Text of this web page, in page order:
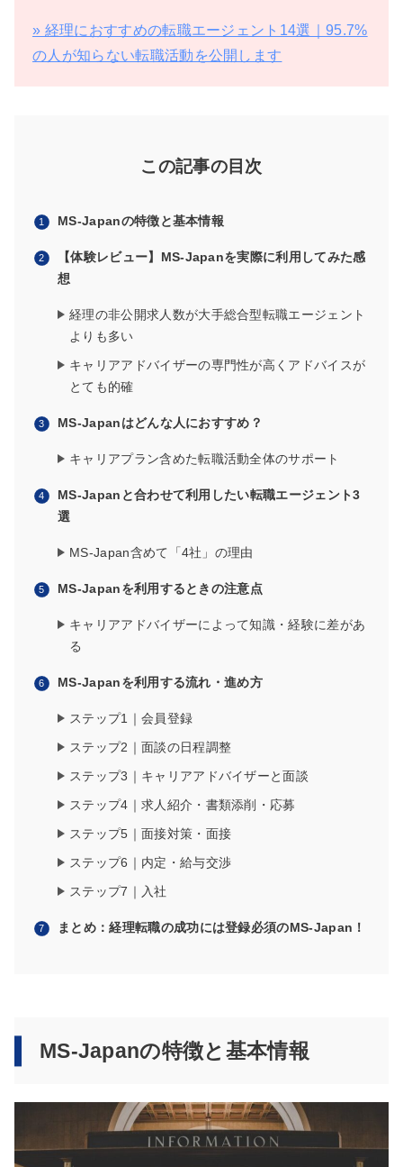
» 経理におすすめの転職エージェント14選｜95.7%
の人が知らない転職活動を公開します
この記事の目次
MS-Japanの特徴と基本情報
【体験レビュー】MS-Japanを実際に利用してみた感
想
経理の非公開求人数が大手総合型転職エージェント
よりも多い
キャリアアドバイザーの専門性が高くアドバイスが
とても的確
MS-Japanはどんな人におすすめ？
キャリアプラン含めた転職活動全体のサポート
MS-Japanと合わせて利用したい転職エージェント3
選
MS-Japan含めて「4社」の理由
MS-Japanを利用するときの注意点
キャリアアドバイザーによって知識・経験に差があ
る
MS-Japanを利用する流れ・進め方
ステップ1｜会員登録
ステップ2｜面談の日程調整
ステップ3｜キャリアアドバイザーと面談
ステップ4｜求人紹介・書類添削・応募
ステップ5｜面接対策・面接
ステップ6｜内定・給与交渉
ステップ7｜入社
まとめ：経理転職の成功には登録必須のMS-Japan！
MS-Japanの特徴と基本情報